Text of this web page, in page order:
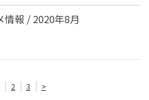
情報 / 2020年8月
2 3 >